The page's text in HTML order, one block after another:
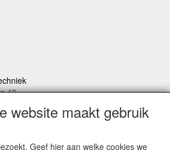
43
website maakt gebruik
Geef hier aan welke cookies we